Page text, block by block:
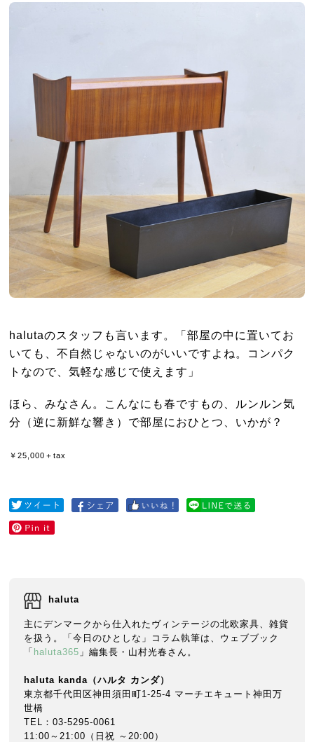
halutaのスタッフも言います。「部屋の中に置いてお
いても、不自然じゃないのがいいですよね。コンパク
トなので、気軽な感じで使えます」
ほら、みなさん。こんなにも春ですもの、ルンルン気
分（逆に新鮮な響き）で部屋におひとつ、いかが？
￥25,000＋tax
haluta
主にデンマークから仕入れたヴィンテージの北欧家具、雑貨
を扱う。「今日のひとしな」コラム執筆は、ウェブブック
「 haluta365 」編集長・山村光春さん。
haluta kanda （ハルタ カンダ）
東京都千代田区神田須田町1-25-4 マーチエキュート神田万
世橋
TEL：03-5295-0061
11:00～21:00（日祝 ～20:00）